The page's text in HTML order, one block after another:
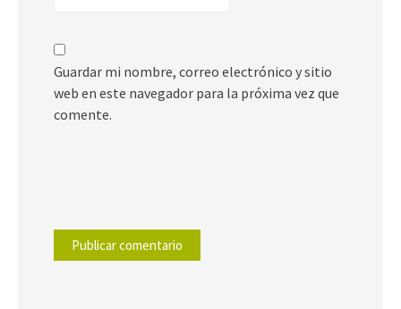
Guardar mi nombre, correo electrónico y sitio
web en este navegador para la próxima vez que
comente.